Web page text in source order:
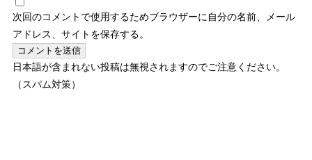
次回のコメントで使用するためブラウザーに自分の名前、メール
アドレス、サイトを保存する。
日本語が含まれない投稿は無視されますのでご注意ください。
（スパム対策）